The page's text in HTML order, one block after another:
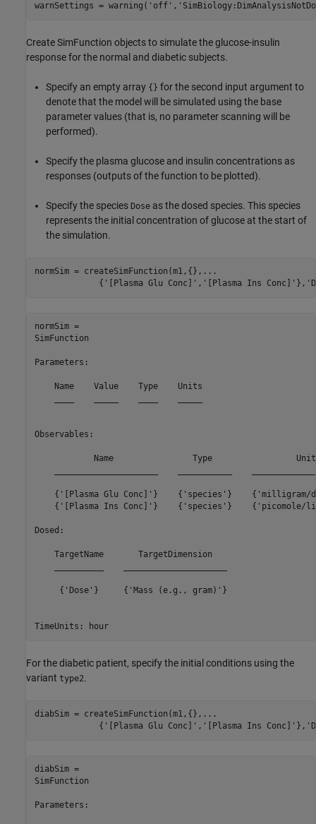
warnSettings = warning( 'off' ,
Create SimFunction objects to simulate the glucose-insulin
response for the normal and diabetic subjects.
Specify an empty array {} for the second input argument to
denote that the model will be simulated using the base
parameter values (that is, no parameter scanning will be
performed).
Specify the plasma glucose and insulin concentrations as
responses (outputs of the function to be plotted).
Specify the species Dose as the dosed species. This species
represents the initial concentration of glucose at the start of
the simulation.
normSim = createSimFunction(m1,{}, ...
             {
'[Plasma Glu Conc]' , '[Plasma Ins Conc]' },
normSim =
SimFunction
Parameters:
    Name    Value    Type    Units
Observables:
Name                Type
{'[Plasma Glu Conc]'}    {'species'}    {'milligram/
{'[Plasma Ins Conc]'}    {'species'}    {'picomole/
Dosed:
    TargetName       TargetDimension
     {'Dose'}     {'Mass (e.g., gram)'}
TimeUnits: hour
For the diabetic patient, specify the initial conditions using the
variant type2.
diabSim = createSimFunction(m1,{}, ...
             {
'[Plasma Glu Conc]' , '[Plasma Ins Conc]' },
diabSim =
SimFunction
Parameters: